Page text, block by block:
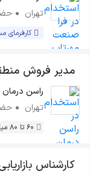
تهران
کارفرمای
مدیر فروش
راسن درمان
تهران
60 تا 80 میلیون تومان
کارشناس